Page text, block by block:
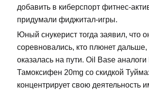
добавить в киберспорт фитнес-
придумали фиджитал-игры.
Юный снукерист тогда заявил, что
соревновались, кто плюнет
оказалась на пути. Oil Base
Тамоксифен 20mg со скидкой
концентрирует свою деятельность